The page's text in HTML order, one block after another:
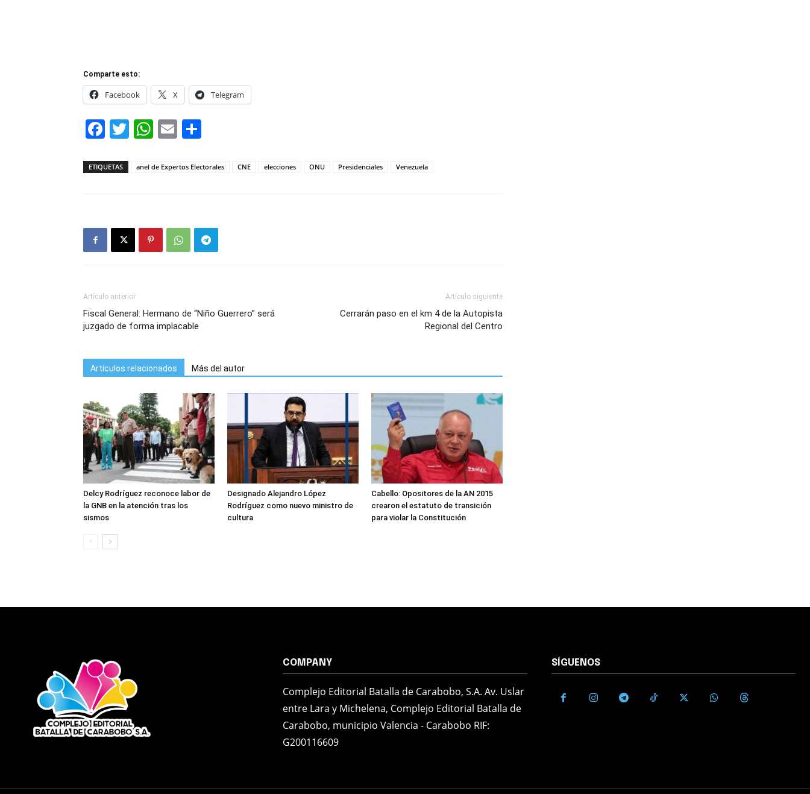
Comparte esto:
Facebook X Telegram
Facebook
Twitter
WhatsApp
Email
ETIQUETAS anel de Expertos Electorales CNE elecciones ONU Presidenciales Venezuela
Artículo anterior
Fiscal General: Hermano de “Niño Guerrero” será
juzgado de forma implacable
Artículo siguiente
Cerrarán paso en el km 4 de la Autopista
Regional del Centro
Artículos relacionados Más del autor
Delcy Rodríguez reconoce labor de
la GNB en la atención tras los
sismos
Designado Alejandro López
Rodríguez como nuevo ministro de
cultura
Cabello: Opositores de la AN 2015
crearon el estatuto de transición
para violar la Constitución
COMPANY
Complejo Editorial Batalla de Carabobo, S.A. Av. Uslar
entre Lara y Michelena, Complejo Editorial Batalla de
Carabobo, municipio Valencia - Carabobo RIF:
G200116609
SÍGUENOS